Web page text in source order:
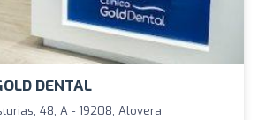
DENTAL
48, A - 19208, Alovera